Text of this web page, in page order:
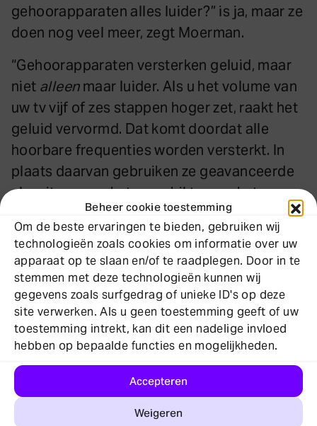
Beheer cookie toestemming
Om de beste ervaringen te bieden, gebruiken wij
technologieën zoals cookies om informatie over uw
apparaat op te slaan en/of te raadplegen. Door in te
stemmen met deze technologieën kunnen wij
gegevens zoals surfgedrag of unieke ID's op deze
site verwerken. Als u geen toestemming geeft of uw
toestemming intrekt, kan dit een nadelige invloed
hebben op bepaalde functies en mogelijkheden.
Accepteren
Weigeren
gehoorapparaten alles luider?” is ja, maar ze
doen nog veel meer, zegt Moerman.
“Gehoorapparaten versterken geluid, maar
niet alleenmaar luider. Als u het volume van
uw tv vijf of zes stappen hoger zet, raakt het
geluid vervormd. Dat komt doordat alle
hoorbare frequenties worden versterkt. In
plaats daarvan gebruiken ze geavanceerde
algoritmes om het verschil tussen het
gewenste geluid en storende
achtergrondgeluiden te verwerken,” zegt
Moerman.
Gehoorapparaten houden rekening met uw
persoonlijke mate van gehoorverlies. Stelt u
zich voor dat u moeite heeft met hoge tonen,
zoals vogelgezang of kinderstemmen. Uw
gehoorapparaten versterken dan juist deze
hogere frequenties, terwijl andere geluiden
onveranderd blijven.